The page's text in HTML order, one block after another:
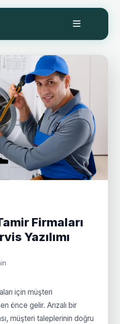
Firmaları
Yazılımı
için müşteri
önce gelir. Arızalı bir
müşteri taleplerinin doğru